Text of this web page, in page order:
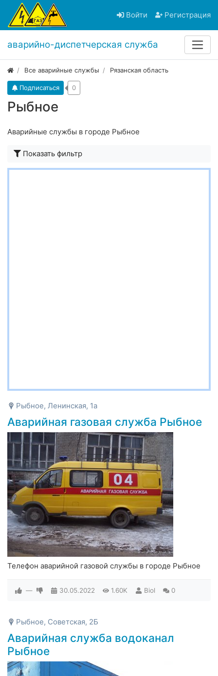
Войти Регистрация
аварийно-диспетчерская служба
Все аварийные службы Рязанская область
Рыбное
Подписаться 0
Аварийные службы в городе Рыбное
Показать фильтр
Рыбное, Ленинская, 1а
Аварийная газовая служба Рыбное
Телефон аварийной газовой службы в городе Рыбное
— 30.05.2022 1.60K Biol 0
Рыбное, Советская, 2Б
Аварийная служба водоканал
Рыбное